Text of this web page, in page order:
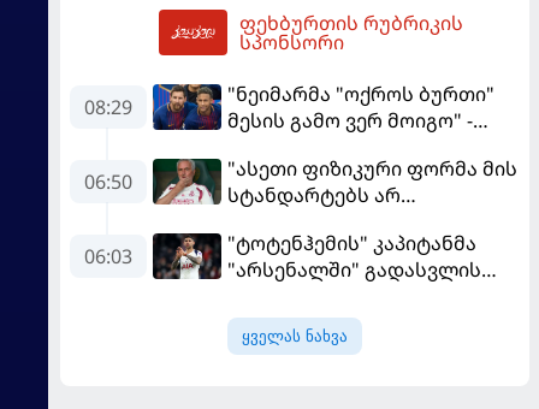
ფეხბურთის რუბრიკის
სპონსორი
08:29
"ნეიმარმა "ოქროს ბურთი"
მესის გამო ვერ მოიგო" -
აგენტი
06:50
"ასეთი ფიზიკური ფორმა მის
სტანდარტებს არ
"რეალის" ახალწვეული
გააკრიტიკა
06:03
"ტოტენჰემის" კაპიტანმა
"არსენალში" გადასვლის
ყველას ნახვა